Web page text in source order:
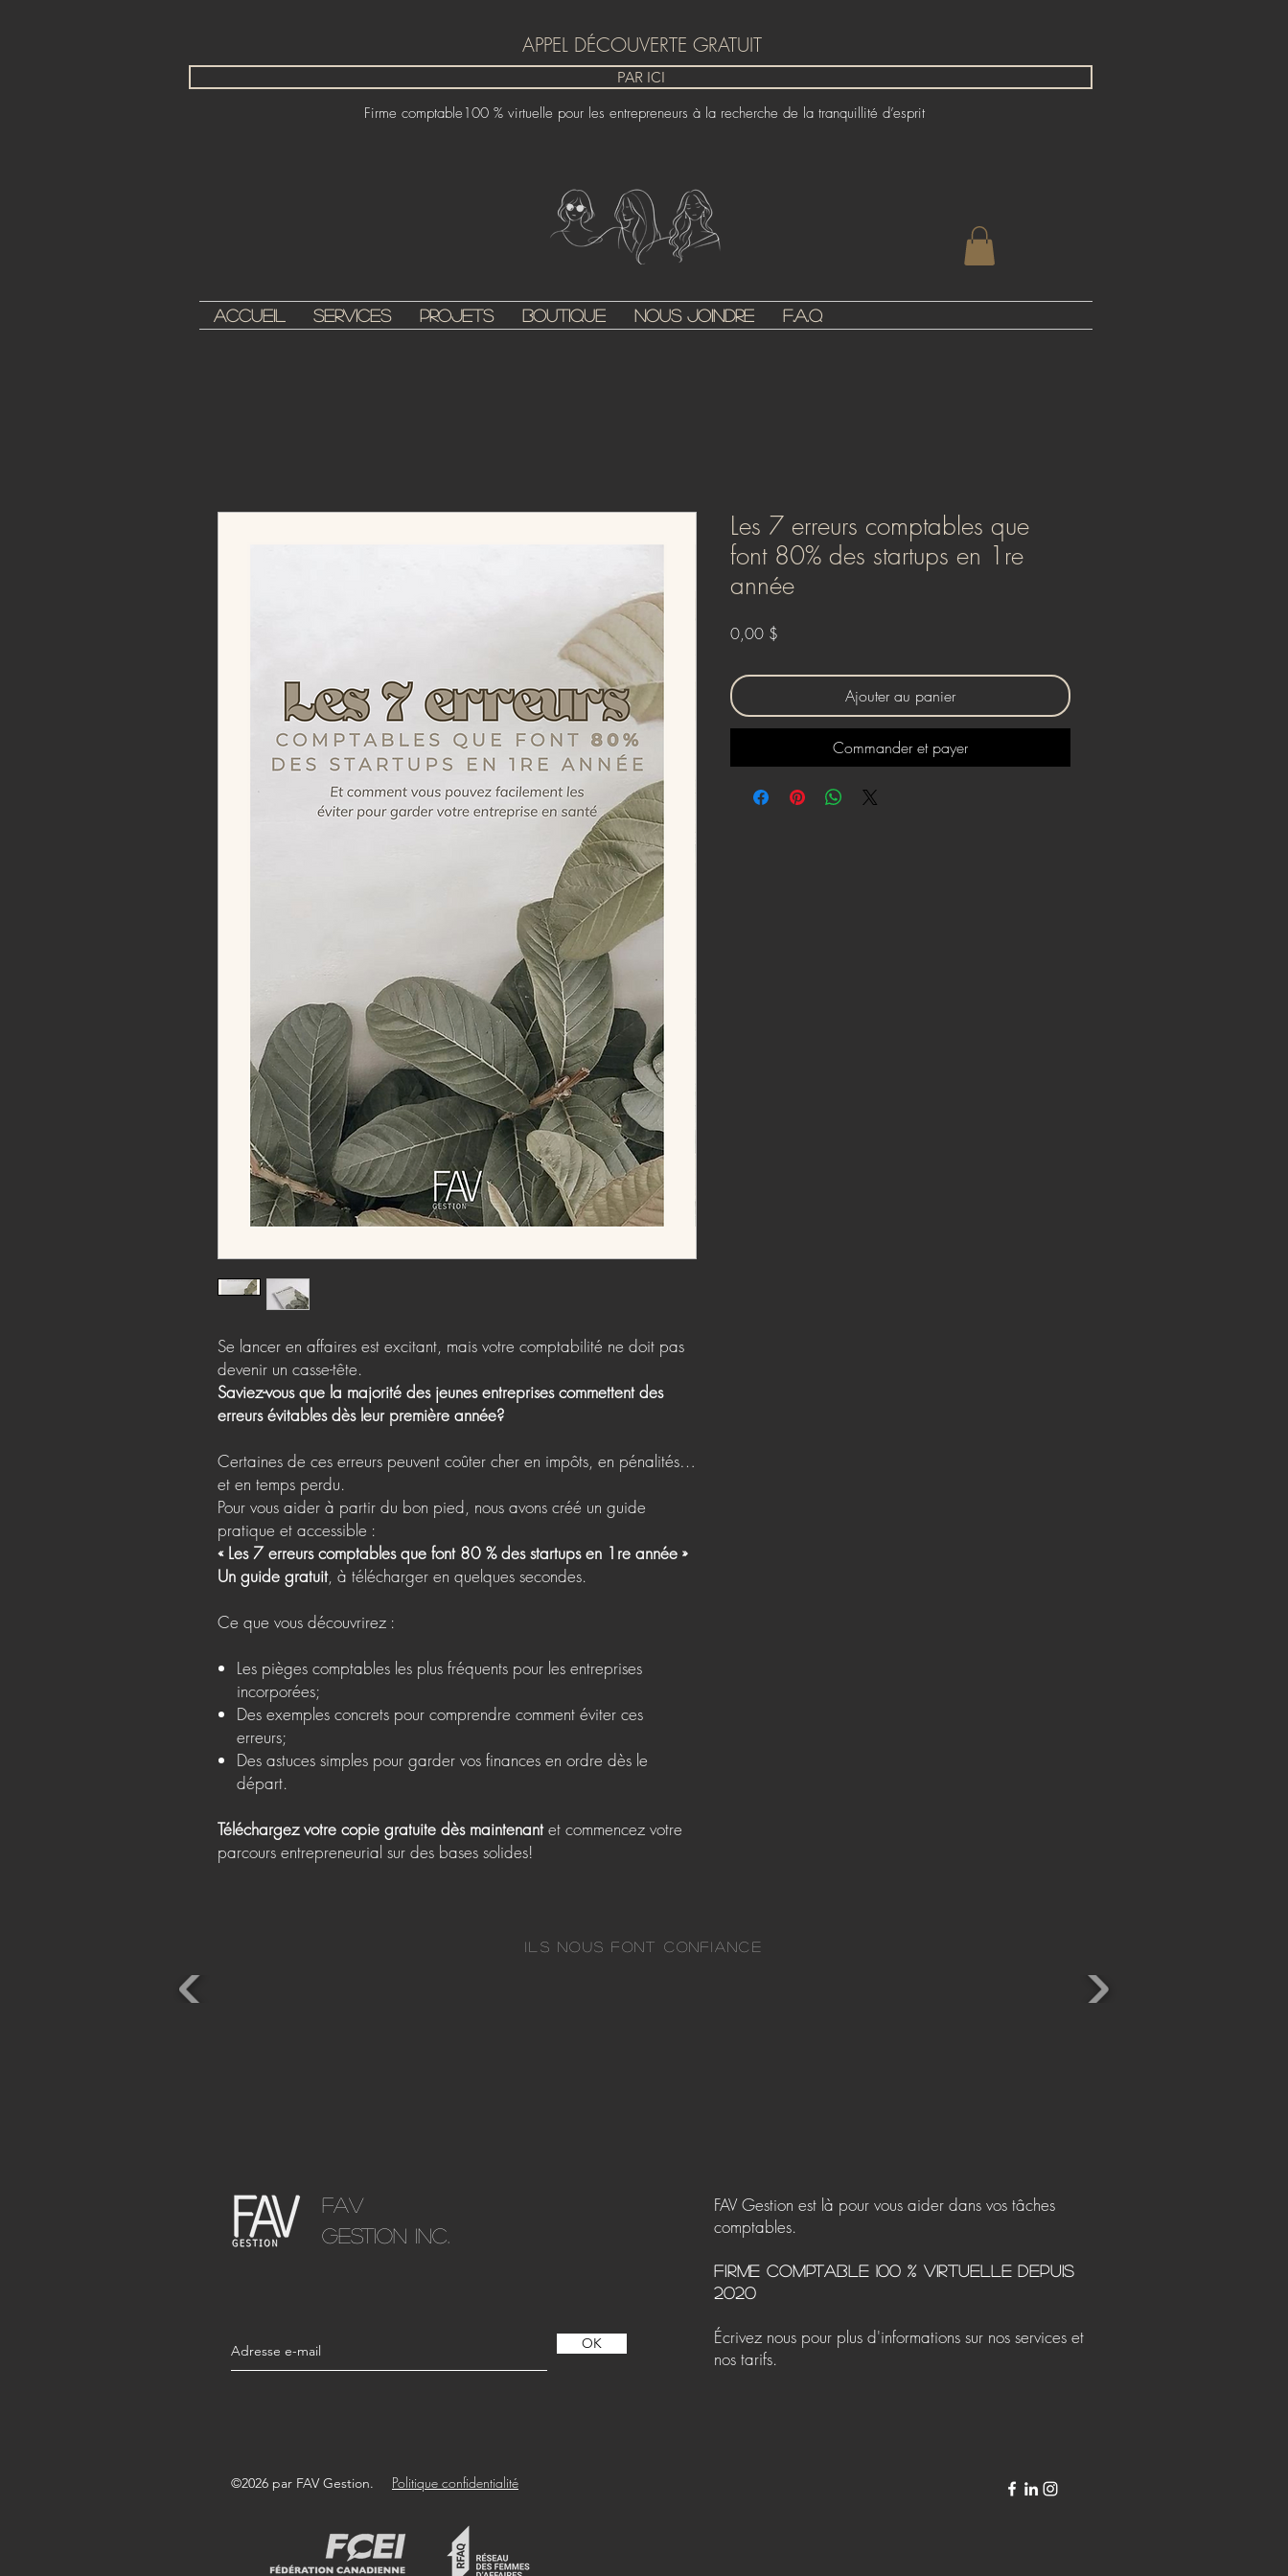
APPEL DÉCOUVERTE GRATUIT
PAR ICI
Firme comptable100 % virtuelle pour les entrepreneurs à la recherche de la tranquillité d’esprit
Accueil Services Projets Boutique Nous joindre F.A.Q
Se lancer en affaires est excitant, mais votre comptabilité ne doit pas
devenir un casse-tête.
Saviez-vous que la majorité des jeunes entreprises commettent des
erreurs évitables dès leur première année?
Certaines de ces erreurs peuvent coûter cher en impôts, en pénalités…
et en temps perdu.
Pour vous aider à partir du bon pied, nous avons créé un guide
pratique et accessible :
« Les 7 erreurs comptables que font 80 % des startups en 1re année »
Un guide gratuit, à télécharger en quelques secondes.
Ce que vous découvrirez :
Les pièges comptables les plus fréquents pour les entreprises
incorporées;
Des exemples concrets pour comprendre comment éviter ces
erreurs;
Des astuces simples pour garder vos finances en ordre dès le
départ.
Téléchargez votre copie gratuite dès maintenantet commencez votre
parcours entrepreneurial sur des bases solides!
Les 7 erreurs comptables que
font 80% des startups en 1re
année
0,00 $
Ajouter au panier
Commander et payer
Ils nous font confiance
FAV
Gestion inc.
OK
©2026 par FAV Gestion. Politique confidentialité
FAV Gestion est là pour vous aider dans vos tâches
comptables.
FIRME comptable 100 % virtuelLE depuis
2020
Écrivez nous pour plus d'informations sur nos services et
nos tarifs.